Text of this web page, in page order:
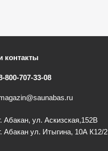
контакты
800-707-33-08
Абакан, ул. Аскизская,152В
Абакан ул. Итыгина, 10А К12/2